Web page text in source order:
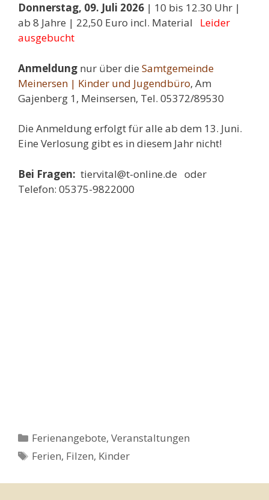
Donnerstag, 09. Juli 2026 | 10 bis 12.30 Uhr |
ab 8 Jahre | 22,50 Euro incl. Material Leider
ausgebucht
Anmeldung nur über die Samtgemeinde
Meinersen | Kinder und Jugendbüro, Am
Gajenberg 1, Meinsersen, Tel. 05372/89530
Die Anmeldung erfolgt für alle ab dem 13. Juni.
Eine Verlosung gibt es in diesem Jahr nicht!
Bei Fragen: tiervital@t-online.de oder
Telefon: 05375-9822000
Kategorien
Ferienangebote,Veranstaltungen
Schlagwörter
Ferien, Filzen, Kinder